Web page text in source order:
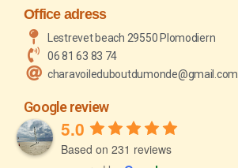
Office adress
Lestrevet beach 29550 Plomodiern
06 81 63 83 74
charavoileduboutdumonde@gmail.com
Google review
5.0
Based on 231 reviews